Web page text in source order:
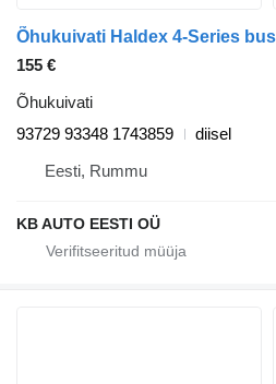
155 €
Õhukuivati
93729 93348 1743859
diisel
Eesti, Rummu
KB AUTO EESTI OÜ